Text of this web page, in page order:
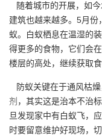
随着城市的开展，如
建筑也越来越多。5月份
蚁。白蚁栖息在温湿的
得更多的食物，它们会
楼层的高处，继续获取食
防蚁关键在于通风枯
剂 ，其实这是治本不治
旦发现家中有白蚁飞，
时要留意维护好现场，